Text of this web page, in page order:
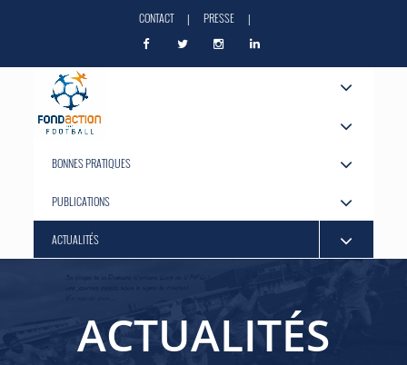
CONTACT | PRESSE |
A PROPOS
NOS ACTIONS
BONNES PRATIQUES
PUBLICATIONS
ACTUALITÉS
ACTUALITÉS